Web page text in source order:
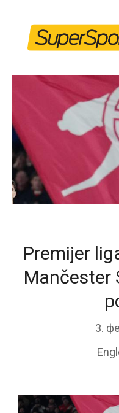
content
Premijer
Mančester
3.